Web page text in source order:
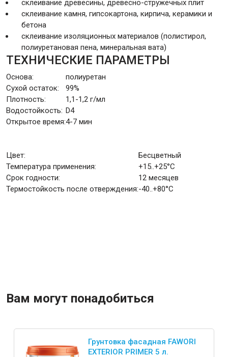
склеивание древесины, древесно-стружечных плит
склеивание камня, гипсокартона, кирпича, керамики и
бетона
склеивание изоляционных материалов (полистирол,
полиуретановая пена, минеральная вата)
ТЕХНИЧЕСКИЕ ПАРАМЕТРЫ
Основа:
полиуретан
Сухой остаток:
99%
Плотность:
1,1-1,2 г/мл
Водостойкость: D4
Открытое время:4-7 мин
Цвет:
Бесцветный
Температура применения:
+15..+25°C
Срок годности:
12 месяцев
Термостойкость после отверждения:-40..+80°C
Вам могут понадобиться
Грунтовка фасадная FAWORI
EXTERIOR PRIMER 5 л.